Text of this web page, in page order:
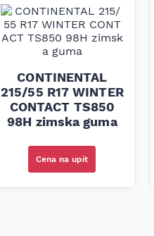
CONTINENTAL
215/55 R17 WINTER
CONTACT TS850
98H zimska guma
Cena na upit